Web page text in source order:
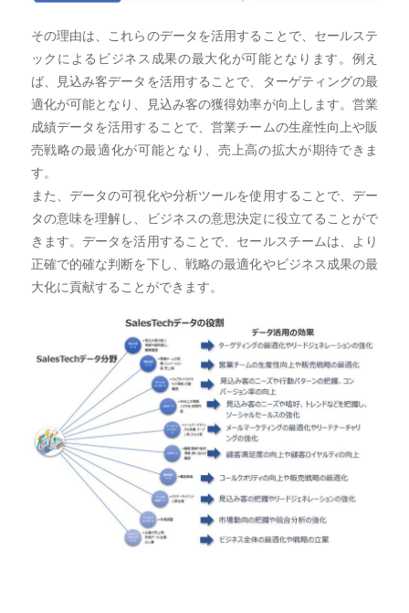
その理由は、これらのデータを活用することで、セールステ
ックによるビジネス成果の最大化が可能となります。例え
ば、見込み客データを活用することで、ターゲティングの最
適化が可能となり、見込み客の獲得効率が向上します。営業
成績データを活用することで、営業チームの生産性向上や販
売戦略の最適化が可能となり、売上高の拡大が期待できま
す。
また、データの可視化や分析ツールを使用することで、デー
タの意味を理解し、ビジネスの意思決定に役立てることがで
きます。データを活用することで、セールスチームは、より
正確で的確な判断を下し、戦略の最適化やビジネス成果の最
大化に貢献することができます。